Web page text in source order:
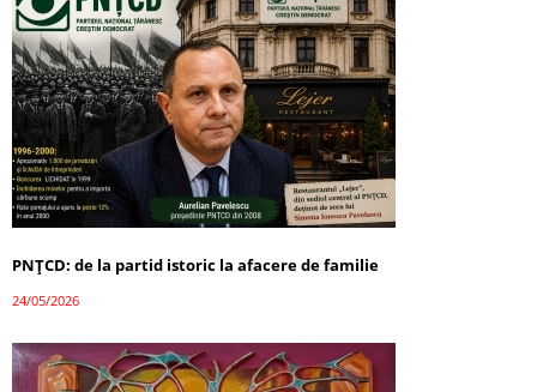
PNȚCD: de la partid istoric la afacere de familie
24/05/2026